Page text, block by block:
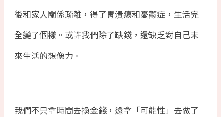
後和家人關係疏離，得了胃潰瘍和憂鬱症，生活完
全變了個樣。或許我們除了缺錢，還缺乏對自己未
來生活的想像力。
我們不只拿時間去換金錢，還拿「可能性」去做了